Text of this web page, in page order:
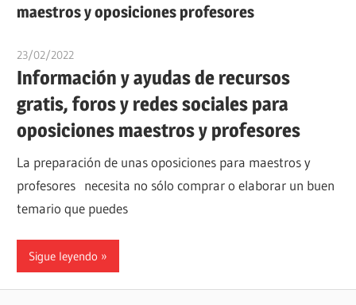
maestros y oposiciones profesores
23/02/2022
Información y ayudas de recursos
gratis, foros y redes sociales para
oposiciones maestros y profesores
La preparación de unas oposiciones para maestros y
profesores necesita no sólo comprar o elaborar un buen
temario que puedes
Sigue leyendo